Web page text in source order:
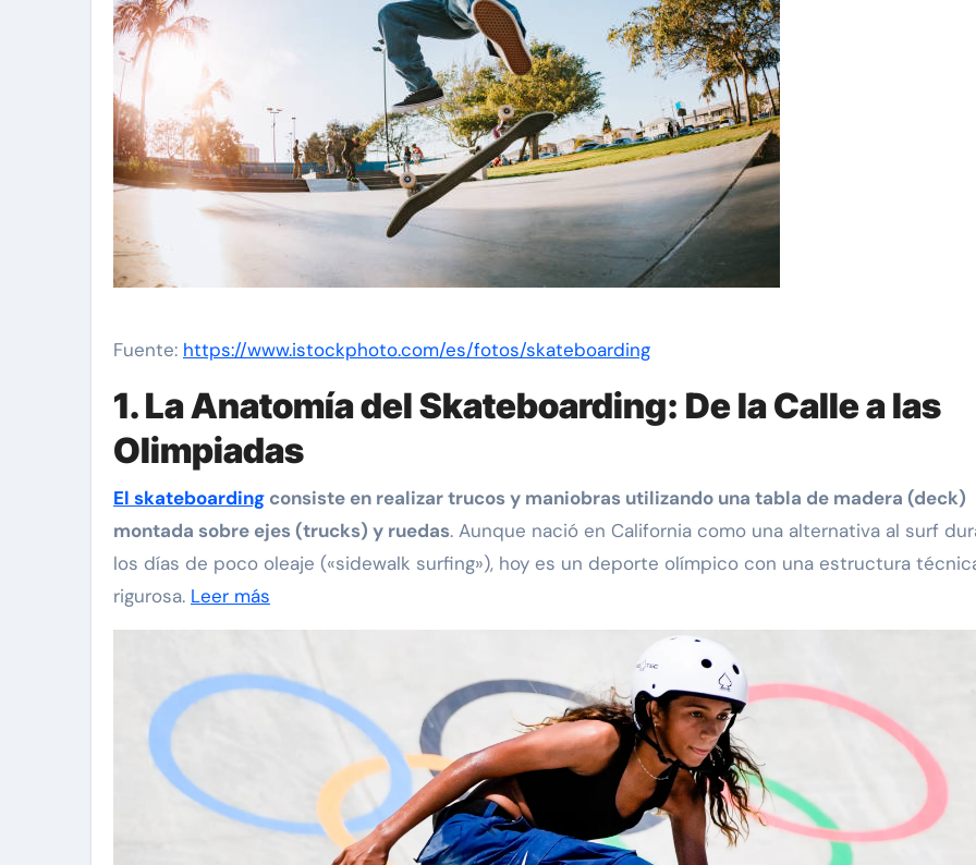
Fuente: https://www.istockphoto.com/es/fotos/skateboarding
1. La Anatomía del Skateboarding: De la Calle a las
Olimpiadas
El skateboarding consiste en realizar trucos y maniobras utilizando una tabla de madera (deck)
montada sobre ejes (trucks) y ruedas. Aunque nació en California como una alternativa al surf
los días de poco oleaje («sidewalk surfing»), hoy es un deporte olímpico con una estructura
rigurosa. Leer más